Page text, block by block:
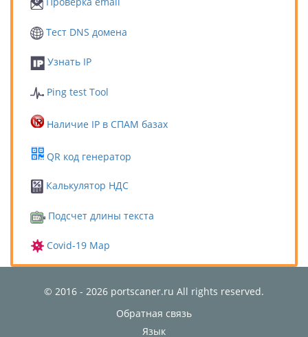
Тест DNS домена
Узнать IP
Ping test Tool
Наличие IP в СПАМ базах
QR код генератор
Калькулятор НДС
Подсчет длины текста
Covid-19 Map
© 2016 - 2026 portscaner.ru All rights reserved.
Обратная связь
Язык